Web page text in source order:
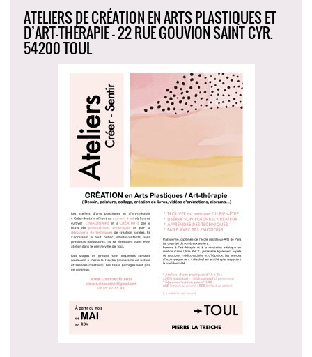
ATELIERS DE CRÉATION EN ARTS PLASTIQUES ET
D’ART-THÉRAPIE - 22 RUE GOUVION SAINT CYR.
54200 TOUL